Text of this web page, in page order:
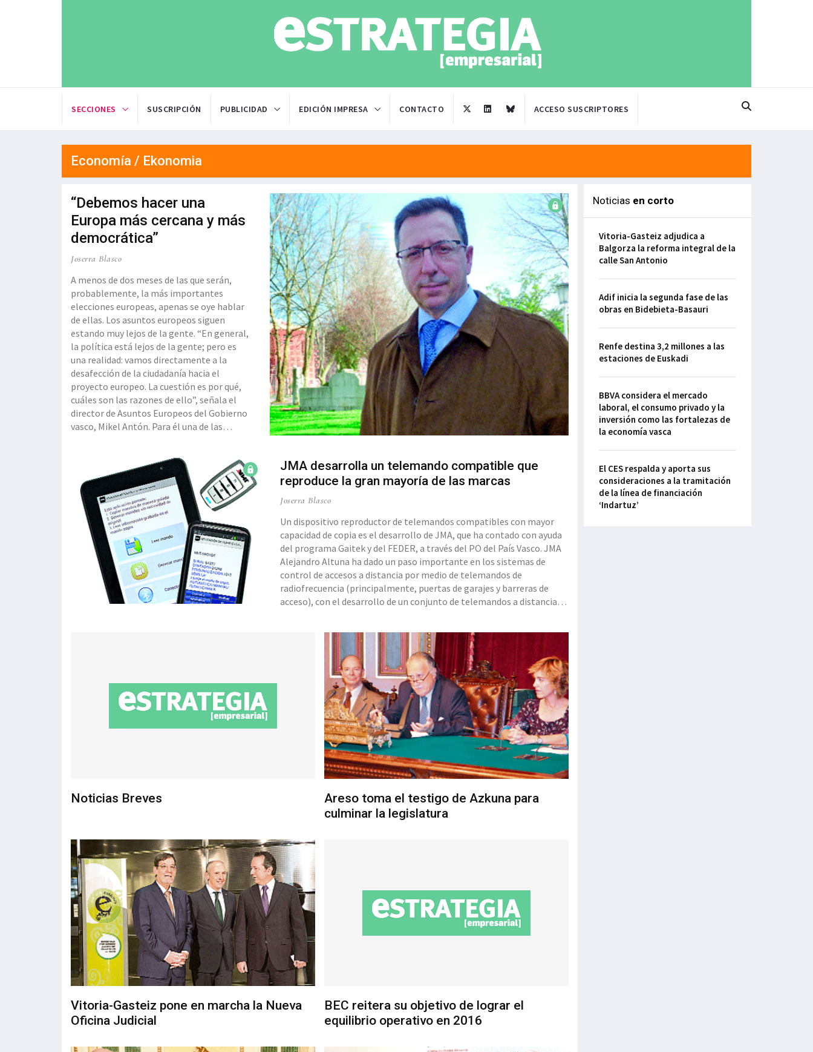
SECCIONES SUSCRIPCIÓN PUBLICIDAD EDICIÓN IMPRESA CONTACTO ACCESO SUSCRIPTORES
Economía / Ekonomia
“Debemos hacer una
Europa más cercana y más
democrática”
Joserra Blasco
A menos de dos meses de las que serán,
probablemente, la más importantes
elecciones europeas, apenas se oye hablar
de ellas. Los asuntos europeos siguen
estando muy lejos de la gente. “En general,
la política está lejos de la gente; pero es
una realidad: vamos directamente a la
desafección de la ciudadanía hacia el
proyecto europeo. La cuestión es por qué,
cuáles son las razones de ello”, señala el
director de Asuntos Europeos del Gobierno
vasco, Mikel Antón. Para él una de las
consiste. “La UE está para tratar de aportar
soluciones, pero la ciudadanía perc
JMA desarrolla un telemando compatible que
reproduce la gran mayoría de las marcas
Joserra Blasco
Un dispositivo reproductor de telemandos compatibles con mayor
capacidad de copia es el desarrollo de JMA, que ha contado con ayuda
del programa Gaitek y del FEDER, a través del PO del País Vasco. JMA
Alejandro Altuna ha dado un paso importante en los sistemas de
control de accesos a distancia por medio de telemandos de
radiofrecuencia (principalmente, puertas de garajes y barreras de
acceso), con el desarrollo de un conjunto de telemandos a distancia
incorporar la gran mayoría de los telemandos originales existentes
Noticias Breves
Areso toma el testigo de Azkuna para
culminar la legislatura
Vitoria-Gasteiz pone en marcha la Nueva
Oficina Judicial
BEC reitera su objetivo de lograr el
equilibrio operativo en 2016
Noticias en corto
Vitoria-Gasteiz adjudica a
Balgorza la reforma integral de la
calle San Antonio
Adif inicia la segunda fase de las
obras en Bidebieta-Basauri
Renfe destina 3,2 millones a las
estaciones de Euskadi
BBVA considera el mercado
laboral, el consumo privado y la
inversión como las fortalezas de
la economía vasca
El CES respalda y aporta sus
consideraciones a la tramitación
de la línea de financiación
‘Indartuz’